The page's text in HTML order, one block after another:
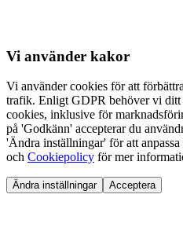
Vi använder kakor
Vi använder cookies för att
trafik. Enligt GDPR behöver vi ditt
cookies, inklusive för
på 'Godkänn' accepterar du
'Ändra inställningar' för att
och Cookiepolicy för mer
Ändra inställningar Acceptera